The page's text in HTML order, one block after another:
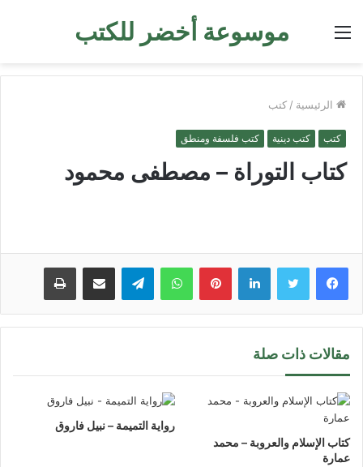
موسوعة أخضر للكتب القائمة
الرئيسية / كتب
كتب كتب دينية كتب فلسفة ومنطق
كتاب التوراة – مصطفى محمود
لينكدإن بينتيريستواتساب تيلقرام مشاركة عبر البريد طباعة
مقالات ذات صلة
كتاب الإسلام والعروبة – محمد
عمارة
رواية التميمة – نبيل فاروق